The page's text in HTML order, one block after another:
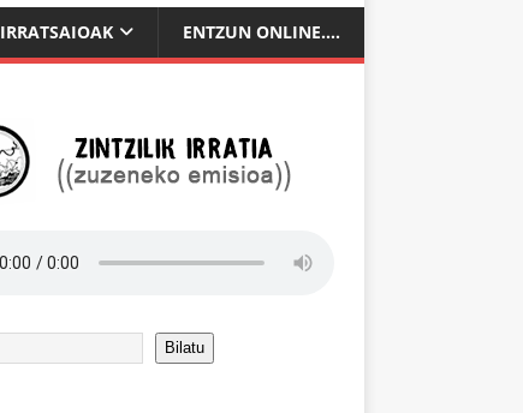
IRRATSAIOAK ENTZUN ONLINE….
Bilatu